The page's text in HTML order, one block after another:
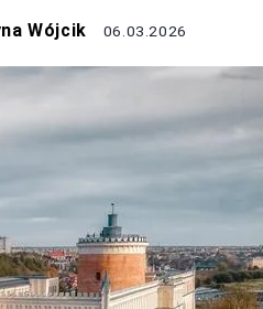
Wójcik 06.03.2026